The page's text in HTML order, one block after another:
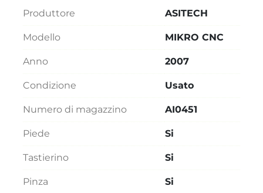
Produttore ASITECH
Modello MIKRO CNC
Anno 2007
Condizione Usato
Numero di magazzino AI0451
Piede Si
Tastierino Si
Pinza Si